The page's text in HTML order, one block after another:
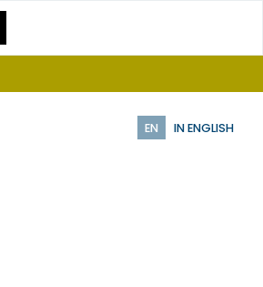
EN IN ENGLISH